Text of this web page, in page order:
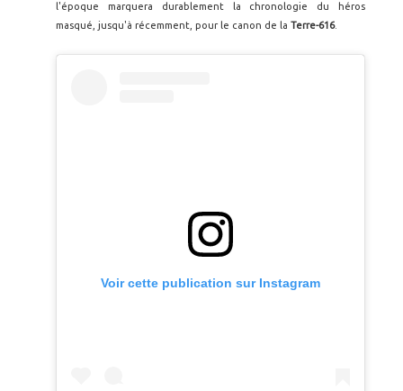
l'époque marquera durablement la chronologie du héros
masqué, jusqu'à récemment, pour le canon de la Terre-616.
Voir cette publication sur Instagram